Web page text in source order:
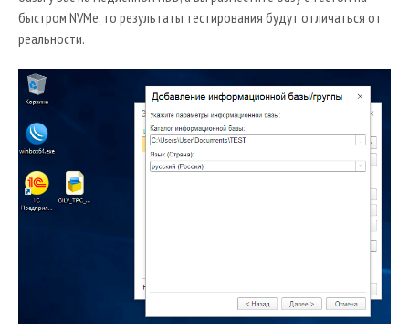
быстром NVMe, то результаты тестирования будут отличаться от
реальности.